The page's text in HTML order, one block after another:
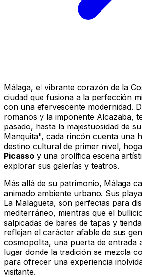
Málaga, el vibrante corazón de la
ciudad que fusiona a la perfección
con una efervescente modernidad.
romanos y la imponente Alcazaba,
pasado, hasta la majestuosidad de
Manquita", cada rincón cuenta una
destino cultural de primer nivel,
Picasso y una prolífica escena
explorar sus galerías y teatros.
Más allá de su patrimonio, Málaga
animado ambiente urbano. Sus
La Malagueta, son perfectas para
mediterráneo, mientras que el
salpicadas de bares de tapas y
reflejan el carácter afable de sus
cosmopolita, una puerta de entrada
lugar donde la tradición se mezcla
para ofrecer una experiencia
visitante.